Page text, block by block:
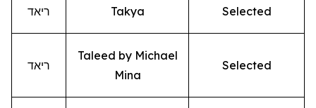
ריאד Takya Selected
ריאד
Taleed by Michael
Mina
Selected